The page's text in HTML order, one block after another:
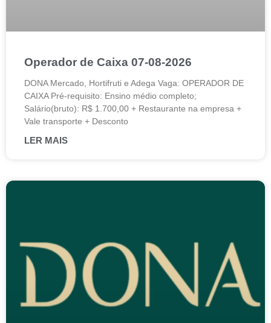
Operador de Caixa 07-08-2026
DONA Mercado, Hortifruti e Adega Vaga: OPERADOR DE
CAIXA Pré-requisito: Ensino médio completo;
Salário(bruto): R$ 1.700,00 + Restaurante na empresa +
Vale transporte + Desconto
LER MAIS